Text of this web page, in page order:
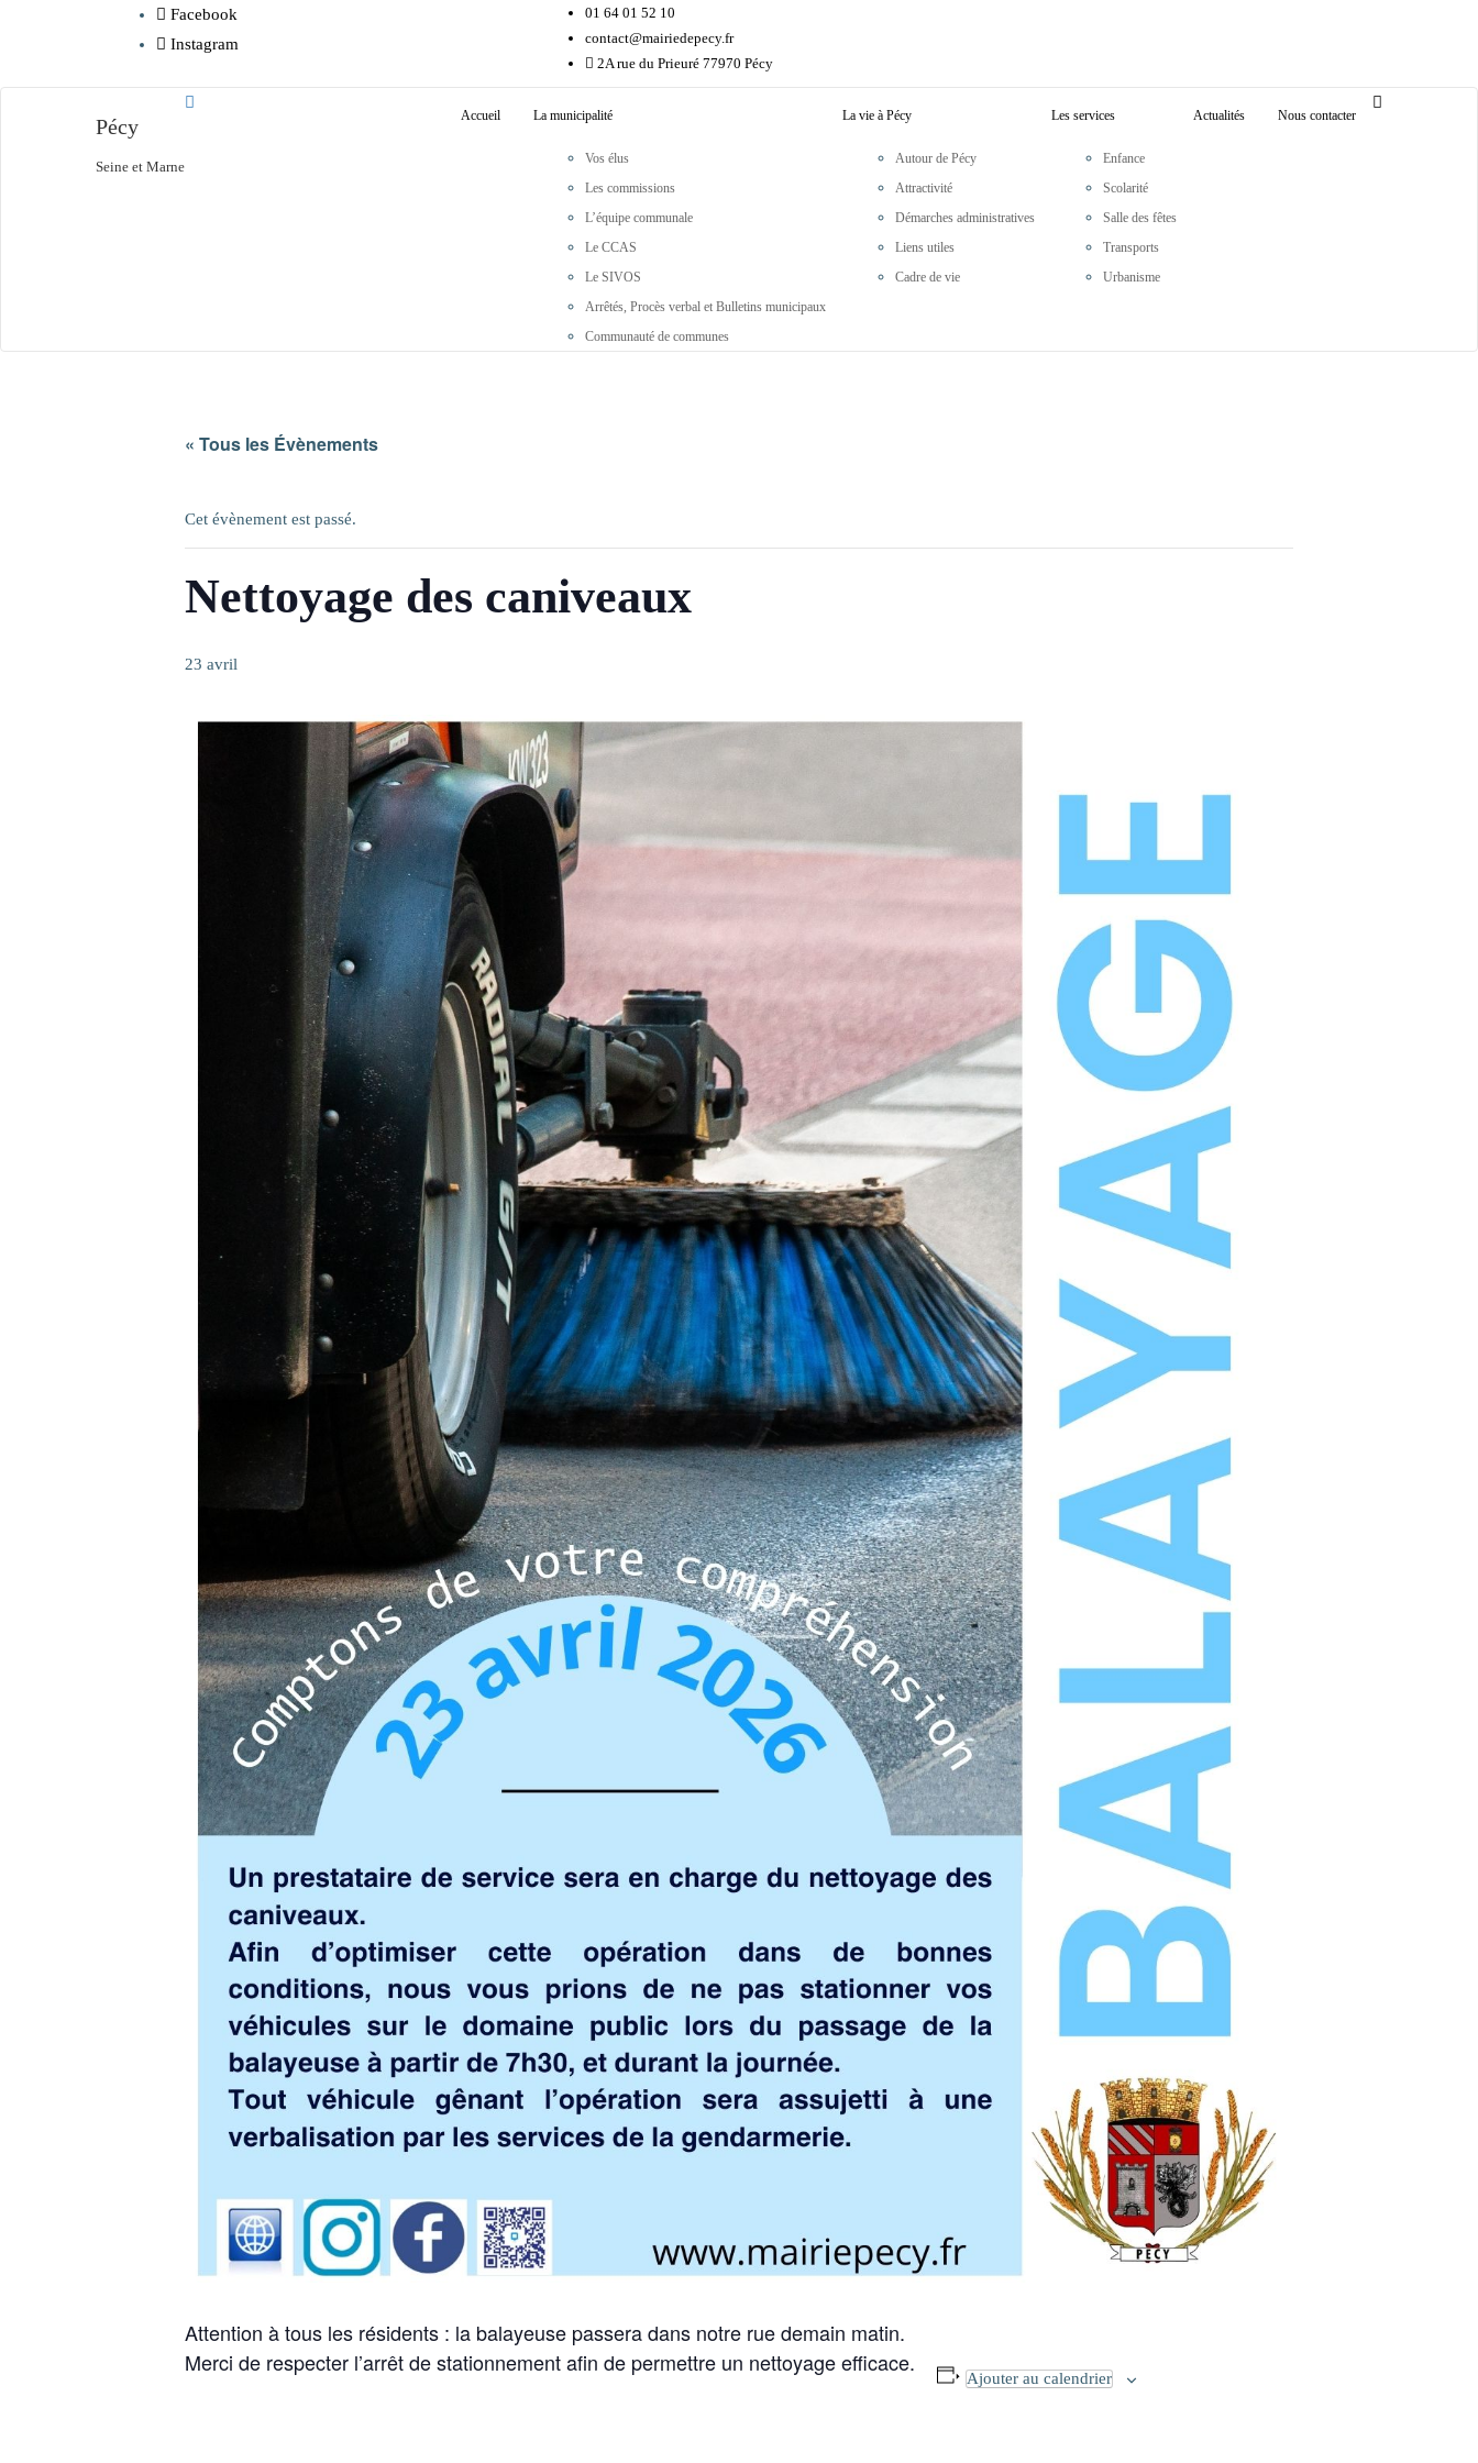
Facebook
Instagram
01 64 01 52 10
contact@mairiedepecy.fr
2A rue du Prieuré 77970 Pécy
Pécy
Seine et Marne
Accueil La municipalité
Vos élus
Les commissions
L’équipe communale
Le CCAS
Le SIVOS
Arrêtés, Procès verbal et Bulletins municipaux
Communauté de communes
La vie à Pécy
Autour de Pécy
Attractivité
Démarches administratives
Liens utiles
Cadre de vie
Les services
Enfance
Scolarité
Salle des fêtes
Transports
Urbanisme
Actualités Nous contacter
« Tous les Évènements
Cet évènement est passé.
Nettoyage des caniveaux
23 avril
Attention à tous les résidents : la balayeuse passera dans notre rue demain matin.
Merci de respecter l’arrêt de stationnement afin de permettre un nettoyage efficace.
Ajouter au calendrier